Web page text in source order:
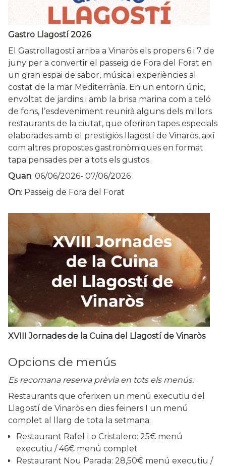
Gastro Llagostí 2026
El Gastrollagostí arriba a Vinaròs els propers 6 i 7 de
juny per a convertir el passeig de Fora del Forat en
un gran espai de sabor, música i experiències al
costat de la mar Mediterrània. En un entorn únic,
envoltat de jardins i amb la brisa marina com a teló
de fons, l’esdeveniment reunirà alguns dels millors
restaurants de la ciutat, que oferiran tapes especials
elaborades amb el prestigiós llagostí de Vinaròs, així
com altres propostes gastronòmiques en format
tapa pensades per a tots els gustos.
Quan: 06/06/2026- 07/06/2026
On: Passeig de Fora del Forat
XVIII Jornades de la Cuina del Llagostí de Vinaròs
Opcions de menús
Es recomana reserva prèvia en tots els menús:
Restaurants que oferixen un menú executiu del
Llagostí de Vinaròs en dies feiners I un menú
complet al llarg de tota la setmana:
Restaurant Rafel Lo Cristalero: 25€ menú
executiu / 46€ menú complet
Restaurant Nou Parada: 28,50€ menú executiu /